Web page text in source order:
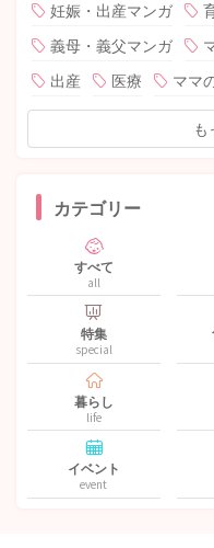
妊娠・出産マンガ
義母・義父マンガ
出産
医療 ママ
も
カテゴリー
すべて
all
特集
special
暮らし
life
イベント
event